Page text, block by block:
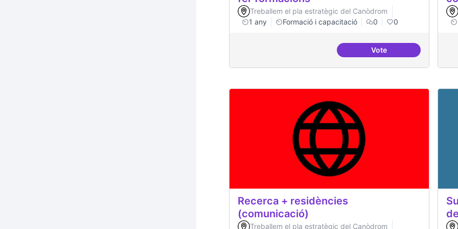
Treballem el pla estratègic del Canòdrom
1 any
Formació i capacitació 0 0
VoteCol·laboració amb
Recerca + residències
(comunicació)
Treballem el pla estratègic del Canòdrom